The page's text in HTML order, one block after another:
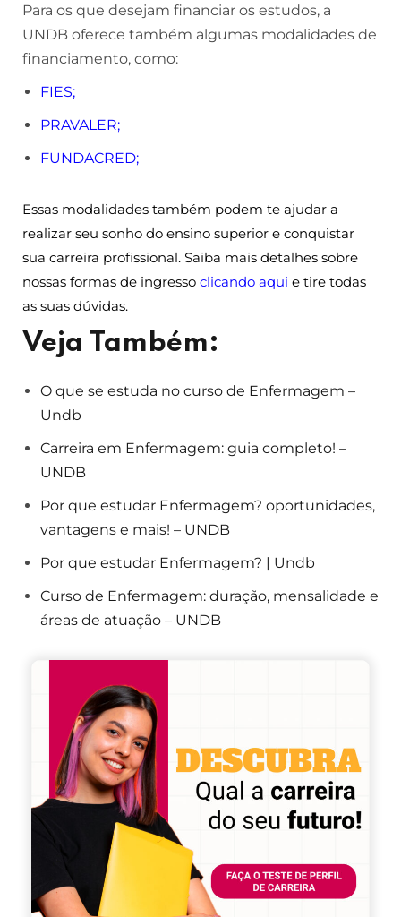
Para os que desejam financiar os estudos, a
UNDB oferece também algumas modalidades de
financiamento, como:
FIES;
PRAVALER;
FUNDACRED;
Essas modalidades também podem te ajudar a
realizar seu sonho do ensino superior e conquistar
sua carreira profissional. Saiba mais detalhes sobre
nossas formas de ingresso clicando aqui e tire todas
as suas dúvidas.
Veja Também:
O que se estuda no curso de Enfermagem –
Undb
Carreira em Enfermagem: guia completo! –
UNDB
Por que estudar Enfermagem? oportunidades,
vantagens e mais! – UNDB
Por que estudar Enfermagem? | Undb
Curso de Enfermagem: duração, mensalidade e
áreas de atuação – UNDB